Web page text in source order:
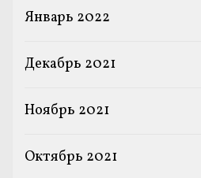
Январь 2022
Декабрь 2021
Ноябрь 2021
Октябрь 2021